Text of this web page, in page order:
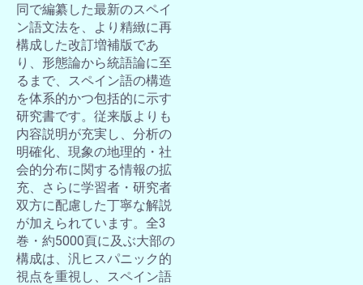
同で編纂した最新のスペイ
ン語文法を、より精緻に再
構成した改訂増補版であ
り、形態論から統語論に至
るまで、スペイン語の構造
を体系的かつ包括的に示す
研究書です。従来版よりも
内容説明が充実し、分析の
明確化、現象の地理的・社
会的分布に関する情報の拡
充、さらに学習者・研究者
双方に配慮した丁寧な解説
が加えられています。全3
巻・約5000頁に及ぶ大部の
構成は、汎ヒスパニック的
視点を重視し、スペイン語